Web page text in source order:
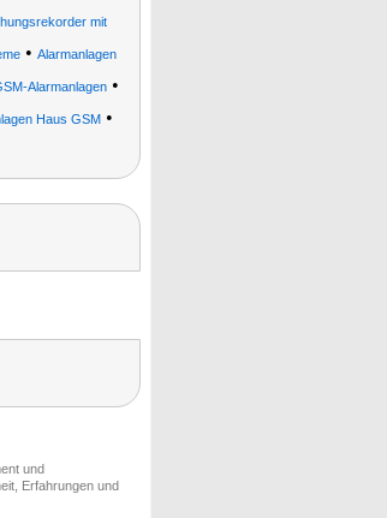
mit
• Alarmanlagen
Alarmanlagen•
Haus GSM •
und
Erfahrungen und